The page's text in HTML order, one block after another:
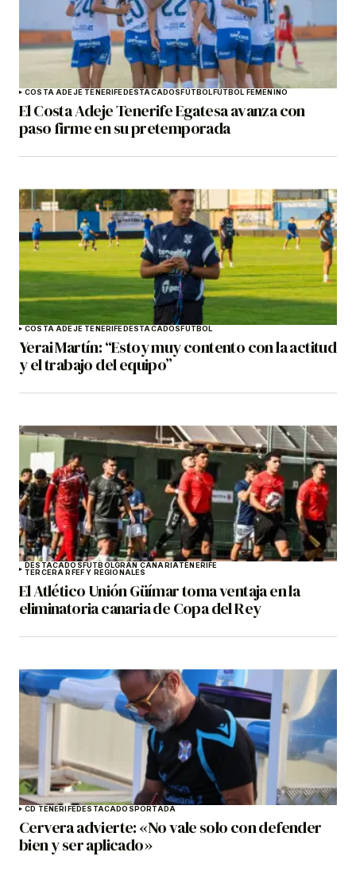
COSTA ADEJE TENERIFE DESTACADOS FÚTBOL FÚTBOL FEMENINO
El Costa Adeje Tenerife Egatesa avanza con
paso firme en su pretemporada
COSTA ADEJE TENERIFE DESTACADOS FÚTBOL
Yerai Martín: “Estoy muy contento con la actitud
y el trabajo del equipo”
DESTACADOS FÚTBOLGRAN CANARIATENERIFE
TERCERA RFEF Y REGIONALES
El Atlético Unión Güímar toma ventaja en la
eliminatoria canaria de Copa del Rey
CD TENERIFEDESTACADOS PORTADA
Cervera advierte: «No vale solo con defender
bien y ser aplicado»